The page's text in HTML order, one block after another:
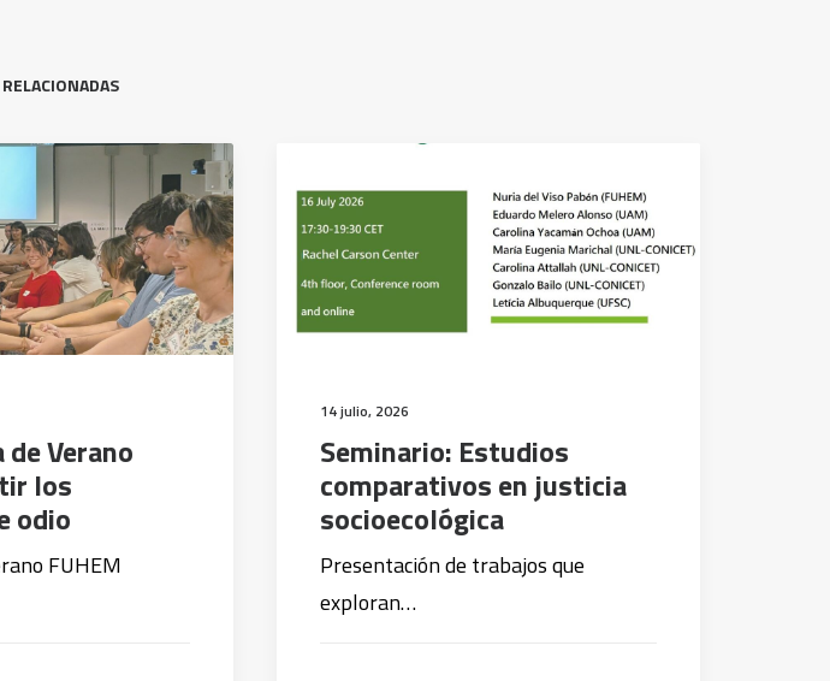
de Verano
los
odio
FUHEM
14 julio, 2026
Seminario: Estudios
comparativos en justicia
socioecológica
Presentación de trabajos que
exploran…